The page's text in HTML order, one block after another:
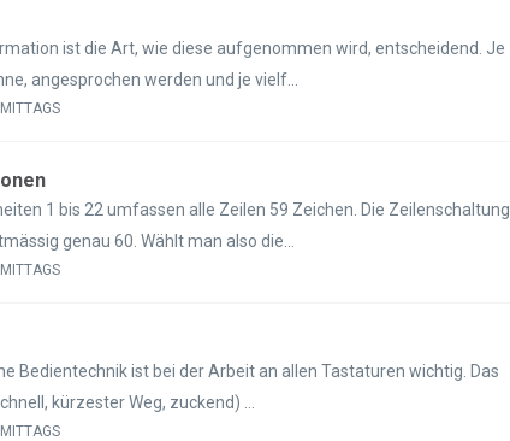
ist die Art, wie diese aufgenommen wird, entscheidend. Je
angesprochen werden und je vielf...
1 bis 22 umfassen alle Zeilen 59 Zeichen. Die Zeilenschaltung
genau 60. Wählt man also die...
Bedientechnik ist bei der Arbeit an allen Tastaturen wichtig. Das
kürzester Weg, zuckend) ...